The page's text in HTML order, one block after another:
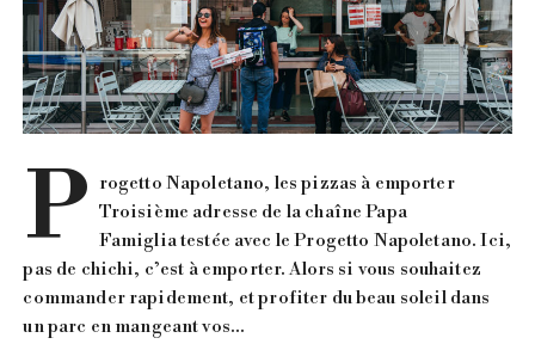
P rogetto Napoletano, les pizzas à emporter
Troisième adresse de la chaîne Papa
Famiglia testée avec le Progetto Napoletano. Ici,
pas de chichi, c’est à emporter. Alors si vous souhaitez
commander rapidement, et profiter du beau soleil dans
un parc en mangeant vos…